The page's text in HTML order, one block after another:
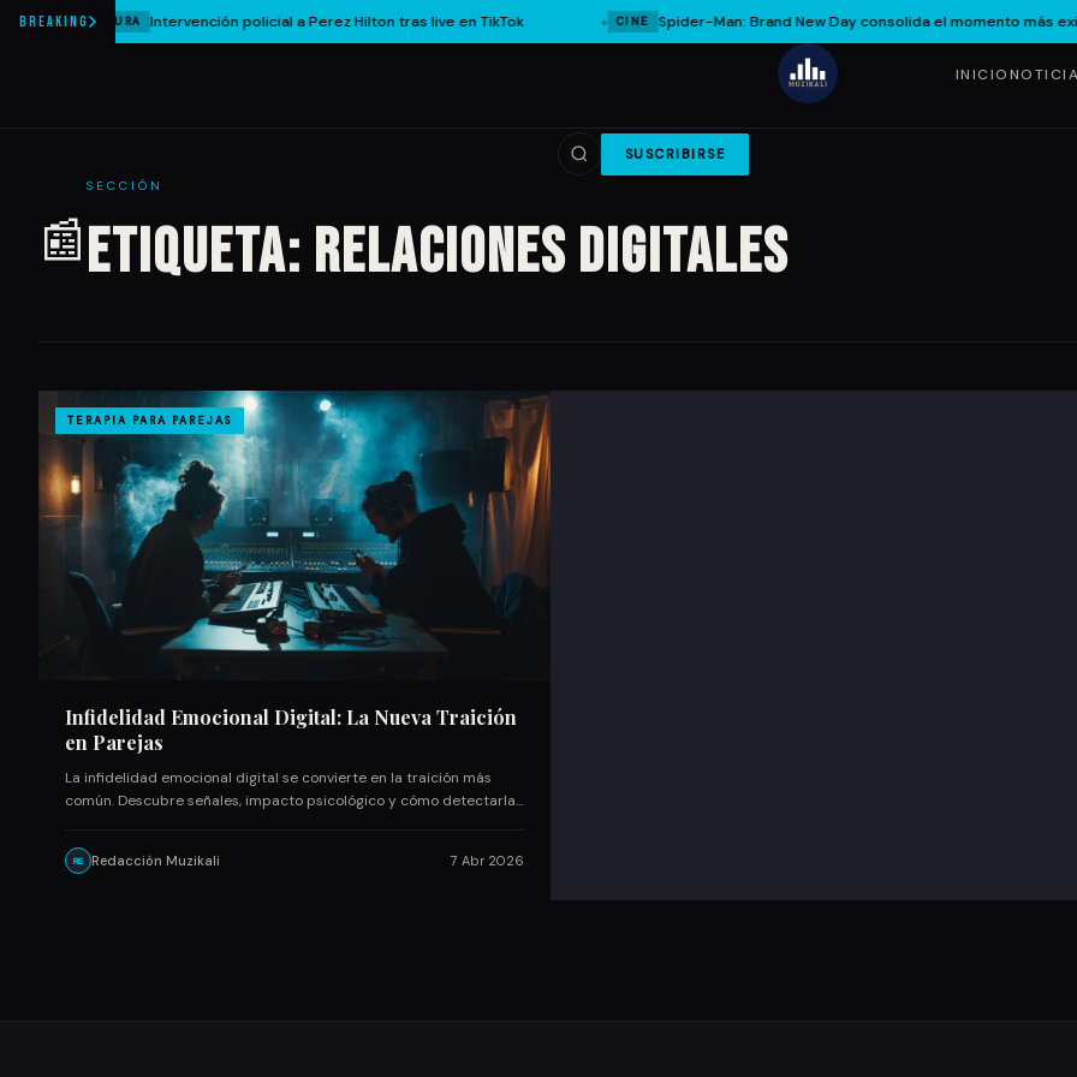
BREAKINGCULTURA Intervención policial a Perez Hilton tras live en TikTok CINE Spider-Man: Brand New Day consolida el momento más
INICIO
SUSCRIBIRSE
📰
SECCIÓN
Etiqueta: relaciones digitales
TERAPIA PARA PAREJAS
Infidelidad Emocional Digital: La Nueva Traición
en Parejas
La infidelidad emocional digital se convierte en la traición más
común. Descubre señales, impacto psicológico y cómo detectarla…
RE Redacción Muzikali 7 Abr 2026